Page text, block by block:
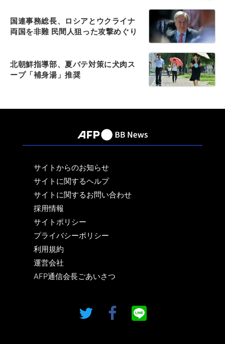
国連事務総長、ロシアとウクライナ
両国を非難 民間人狙った攻撃めぐり
北朝鮮指導部、夏バテ対策に犬肉ス
ープ「補身湯」推奨
サイトからのお知らせ
サイトに関するヘルプ
サイトに関するお問い合わせ
採用情報
サイトポリシー
プライバシーポリシー
利用規約
運営会社
AFP通信会長ごあいさつ